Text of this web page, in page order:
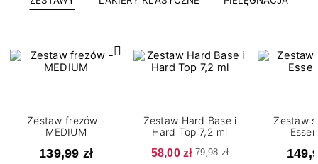
Zestaw frezów -
MEDIUM
139,99 zł
Zestaw Hard Base i
Hard Top 7,2 ml
58,00 zł 79,98 zł
Zestaw